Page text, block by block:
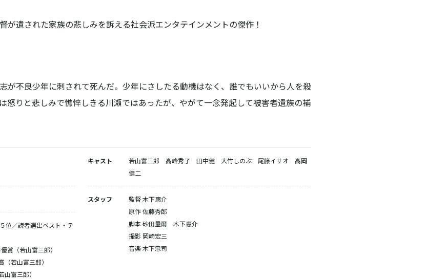
が遺された家族の悲しみを訴える社会派エンタテインメントの傑作！
が不良少年に刺されて死んだ。少年にさしたる動機はなく、誰でもいいから人を殺
怒りと悲しみで憔悴しきる川瀬ではあったが、やがて一念発起して被害者遺族の補
位／読者選出ベスト・テ
賞（若山富三郎）
若山富三郎）
富三郎）
キャスト
若山富三郎 高峰秀子 田中健 大竹しのぶ 尾籐イサオ 高岡
健二
スタッフ
監督 木下惠介
原作 佐藤秀郎
脚本 砂田量爾 木下惠介
撮影 岡崎宏三
音楽 木下忠司